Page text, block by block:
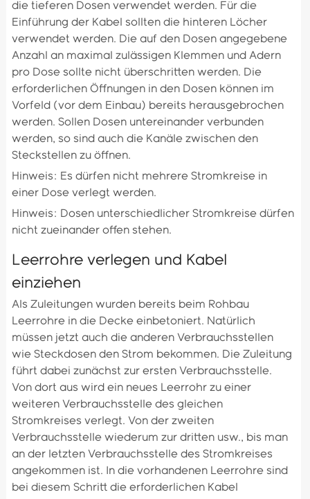
die tieferen Dosen verwendet werden. Für die
Einführung der Kabel sollten die hinteren Löcher
verwendet werden. Die auf den Dosen angegebene
Anzahl an maximal zulässigen Klemmen und Adern
pro Dose sollte nicht überschritten werden. Die
erforderlichen Öffnungen in den Dosen können im
Vorfeld (vor dem Einbau) bereits herausgebrochen
werden. Sollen Dosen untereinander verbunden
werden, so sind auch die Kanäle zwischen den
Steckstellen zu öffnen.
Hinweis: Es dürfen nicht mehrere Stromkreise in
einer Dose verlegt werden.
Hinweis: Dosen unterschiedlicher Stromkreise dürfen
nicht zueinander offen stehen.
Leerrohre verlegen und Kabel
einziehen
Als Zuleitungen wurden bereits beim Rohbau
Leerrohre in die Decke einbetoniert. Natürlich
müssen jetzt auch die anderen Verbrauchsstellen
wie Steckdosen den Strom bekommen. Die Zuleitung
führt dabei zunächst zur ersten Verbrauchsstelle.
Von dort aus wird ein neues Leerrohr zu einer
weiteren Verbrauchsstelle des gleichen
Stromkreises verlegt. Von der zweiten
Verbrauchsstelle wiederum zur dritten usw., bis man
an der letzten Verbrauchsstelle des Stromkreises
angekommen ist. In die vorhandenen Leerrohre sind
bei diesem Schritt die erforderlichen Kabel